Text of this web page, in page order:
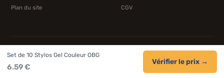
Plan du site CGV
Liens vers Amazon Produits authentiques
+1 600 avis Amazon
Set de 10 Stylos Gel Couleur OBG
6.59 €
Vérifier le prix →